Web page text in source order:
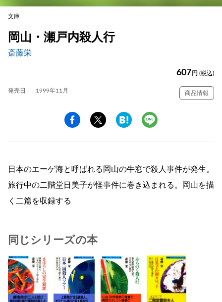
文庫
岡山・瀬戸内殺人行
斎藤栄
607 円 (税込)
発売日 1999年11月 商品情報
日本のエーゲ海と呼ばれる岡山の牛窓で殺人事件が発生。
旅行中の二階堂日美子が怪事件に巻き込まれる。岡山を描
く二篇を収録する
同じシリーズの本